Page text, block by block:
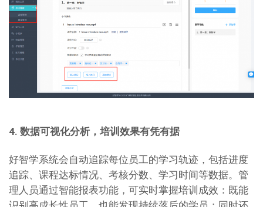
4. 数据可视化分析，培训效果有凭有据
好智学系统会自动追踪每位员工的学习轨迹，包括进度
追踪、课程达标情况、考核分数、学习时间等数据。管
理人员通过智能报表功能，可实时掌握培训成效：既能